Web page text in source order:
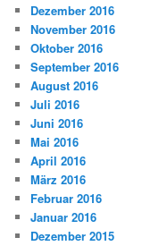
Dezember 2016
November 2016
Oktober 2016
September 2016
August 2016
Juli 2016
Juni 2016
Mai 2016
April 2016
März 2016
Februar 2016
Januar 2016
Dezember 2015